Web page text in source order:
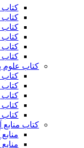
کتاب
کتاب
کتاب
کتاب
کتاب
کتاب
کتاب
کتاب منابع